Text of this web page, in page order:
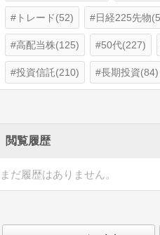
トレード(52) 日経225先物
高配当株(125) 50代(227)
投資信託(210) 長期投資(84)
閲覧履歴
まだ履歴はありません。